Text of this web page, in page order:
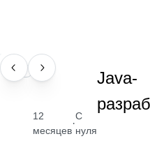
ПРОФЕССИЯ
12
месяцев
·
С
нуля
Java-